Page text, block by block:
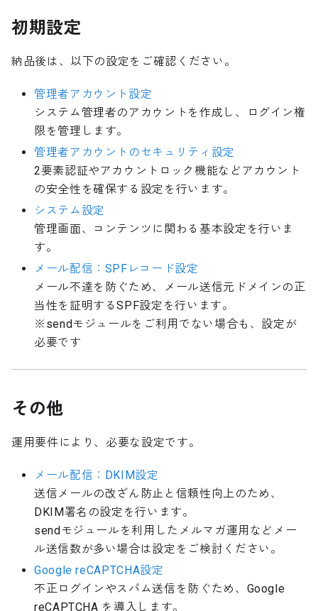
初期設定
納品後は、以下の設定をご確認ください。
管理者アカウント設定
システム管理者のアカウントを作成し、ログイン権
限を管理します。
管理者アカウントのセキュリティ設定
2要素認証やアカウントロック機能などアカウント
の安全性を確保する設定を行います。
システム設定
管理画面、コンテンツに関わる基本設定を行いま
す。
メール配信：SPFレコード設定
メール不達を防ぐため、メール送信元ドメインの正
当性を証明するSPF設定を行います。
※sendモジュールをご利用でない場合も、設定が
必要です
その他
運用要件により、必要な設定です。
メール配信：DKIM設定
送信メールの改ざん防止と信頼性向上のため、
DKIM署名の設定を行います。
sendモジュールを利用したメルマガ運用などメー
ル送信数が多い場合は設定をご検討ください。
Google reCAPTCHA設定
不正ログインやスパム送信を防ぐため、Google
reCAPTCHA を導入します。